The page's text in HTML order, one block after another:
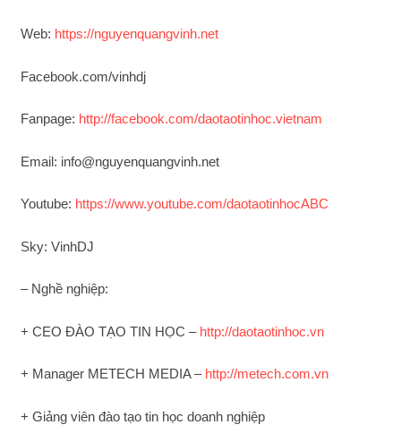
Web: https://nguyenquangvinh.net
Facebook.com/vinhdj
Fanpage: http://facebook.com/daotaotinhoc.vietnam
Email: info@nguyenquangvinh.net
Youtube: https://www.youtube.com/daotaotinhocABC
Sky: VinhDJ
– Nghề nghiệp:
+ CEO ĐÀO TẠO TIN HỌC – http://daotaotinhoc.vn
+ Manager METECH MEDIA – http://metech.com.vn
+ Giảng viên đào tạo tin học doanh nghiệp